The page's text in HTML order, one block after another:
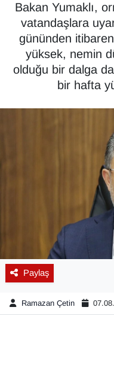
Bakan Yumaklı,
vatandaşlara
gününden
yüksek, nemin
olduğu bir dalga
bir hafta
Paylaş
Ramazan Çetin
ÇEVRE
Deprem
Dernekler,
Emlak
En çok
GENEL
Tüm Manşetler
Son Dakika
Haber Arşivi